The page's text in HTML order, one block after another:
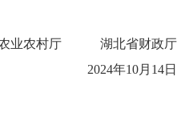
农业农村厅 湖北省财政厅
2024年10月14日